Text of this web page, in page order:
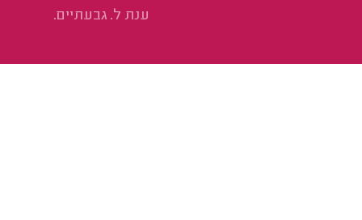
ענת ל. גבעתיים.